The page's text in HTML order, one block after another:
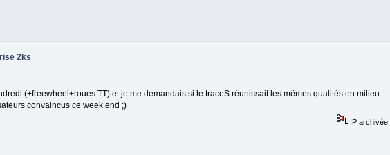
2ks
(+freewheel+roues TT) et je me demandais si le traceS réunissait les mêmes qualités en milieu
convaincus ce week end ;)
IP archivée